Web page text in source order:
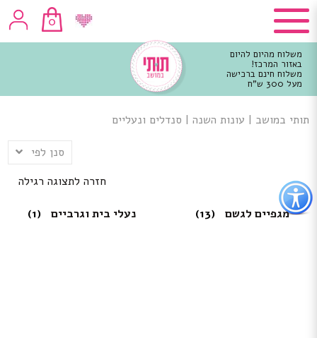
כפתור
לפתיחת
תפריט
נגישות
0
משלוח מהיום להיום
באזור המרכז!
משלוח חינם ברכישה
מעל 300 ש"ח
מרכזי
תותי במושב | עונות השנה | סנדלים ונעליים
סנן לפי
חזרה לתצוגה רגילה
מגפיים לגשם (13) נעלי בית וגרביים (1)